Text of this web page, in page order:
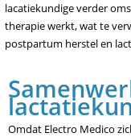
lacatiekundige verder
therapie werkt, wat te
postpartum herstel en
Omdat Electro Medico